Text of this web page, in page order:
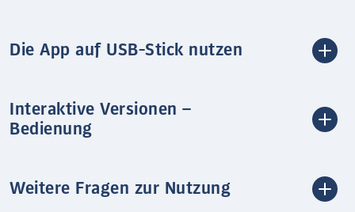
Die App auf USB-Stick nutzen
Interaktive Versionen –
Bedienung
Weitere Fragen zur Nutzung